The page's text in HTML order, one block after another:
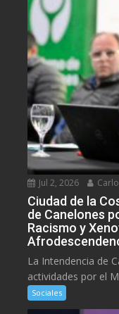
Jul 2, 2026
Ciudad de la
de Canelones
Racismo y
La Intendencia de
actividades por el
Sociales